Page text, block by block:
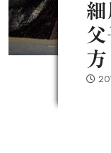
方